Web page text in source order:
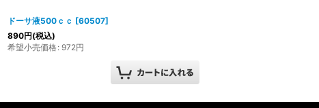
ドーサ液500ｃｃ [60507]
890円(税込)
希望小売価格: 972円